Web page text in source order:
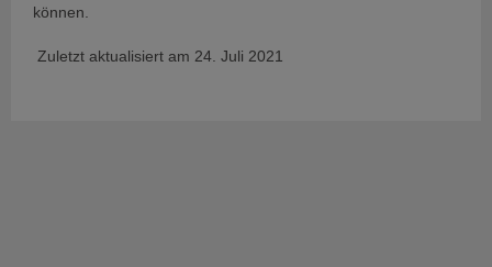
können.
Zuletzt aktualisiert am 24. Juli 2021